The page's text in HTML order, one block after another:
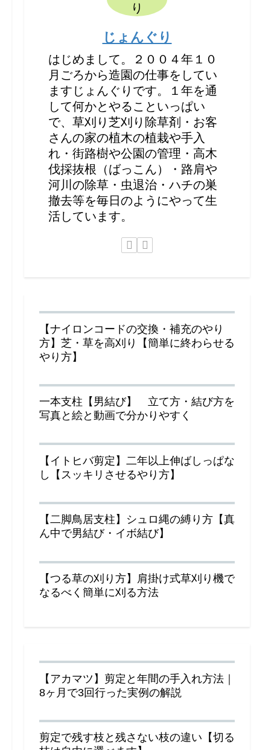
じょんぐり
はじめまして。２００４年１０
月ごろから造園の仕事をしてい
ますじょんぐりです。１年を通
して何かとやることいっぱい
で、草刈り芝刈り除草剤・お客
さんの家の植木の植栽や手入
れ・街路樹や公園の管理・高木
伐採抜根（ばっこん）・路肩や
河川の除草・虫退治・ハチの巣
撤去等を毎日のようにやって生
活しています。
【ナイロンコードの交換・補充のやり
方】芝・草を高刈り【簡単に終わらせる
やり方】
一本支柱【男結び】 立て方・結び方を
写真と絵と動画で分かりやすく
【イトヒバ剪定】二年以上伸ばしっぱな
し【スッキリさせるやり方】
【二脚鳥居支柱】シュロ縄の縛り方【真
ん中で男結び・イボ結び】
【つる草の刈り方】肩掛け式草刈り機で
なるべく簡単に刈る方法
【アカマツ】剪定と年間の手入れ方法｜
8ヶ月で3回行った実例の解説
剪定で残す枝と残さない枝の違い【切る